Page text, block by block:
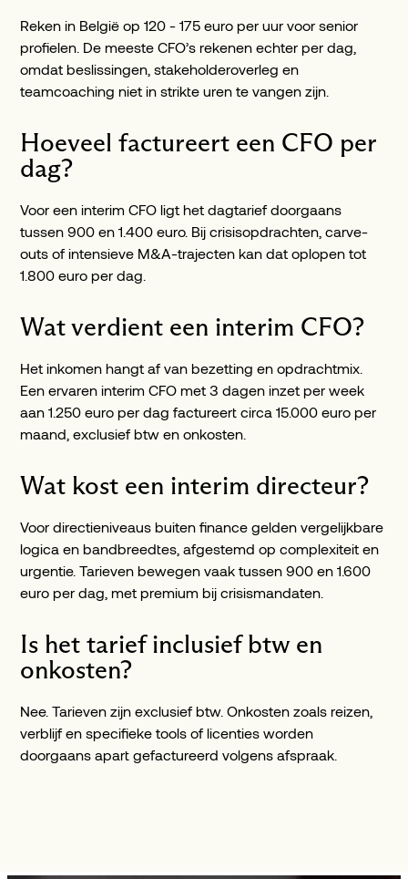
Reken in België op 120 - 175 euro per uur voor senior
profielen. De meeste CFO’s rekenen echter per dag,
omdat beslissingen, stakeholderoverleg en
teamcoaching niet in strikte uren te vangen zijn.
Hoeveel factureert een CFO per
dag?
Voor een interim CFO ligt het dagtarief doorgaans
tussen 900 en 1.400 euro. Bij crisisopdrachten, carve-
outs of intensieve M&A-trajecten kan dat oplopen tot
1.800 euro per dag.
Wat verdient een interim CFO?
Het inkomen hangt af van bezetting en opdrachtmix.
Een ervaren interim CFO met 3 dagen inzet per week
aan 1.250 euro per dag factureert circa 15.000 euro per
maand, exclusief btw en onkosten.
Wat kost een interim directeur?
Voor directieniveaus buiten finance gelden vergelijkbare
logica en bandbreedtes, afgestemd op complexiteit en
urgentie. Tarieven bewegen vaak tussen 900 en 1.600
euro per dag, met premium bij crisismandaten.
Is het tarief inclusief btw en
onkosten?
Nee. Tarieven zijn exclusief btw. Onkosten zoals reizen,
verblijf en specifieke tools of licenties worden
doorgaans apart gefactureerd volgens afspraak.